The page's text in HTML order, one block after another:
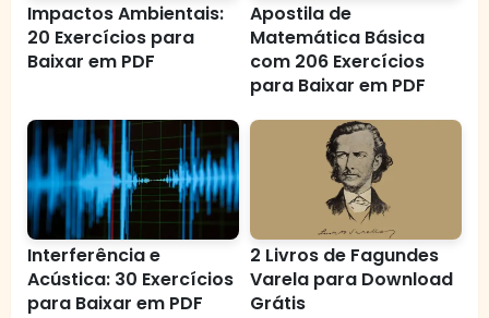
Impactos Ambientais:
20 Exercícios para
Baixar em PDF
Apostila de
Matemática Básica
com 206 Exercícios
para Baixar em PDF
Interferência e
Acústica: 30 Exercícios
para Baixar em PDF
2 Livros de Fagundes
Varela para Download
Grátis